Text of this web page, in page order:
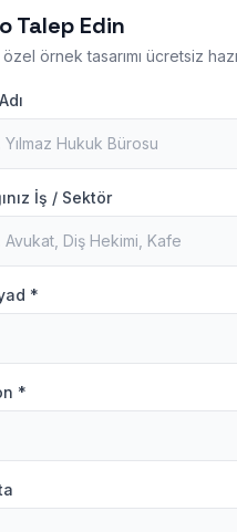
Talep Edin
örnek tasarımı ücretsiz
İş / Sektör
*
*